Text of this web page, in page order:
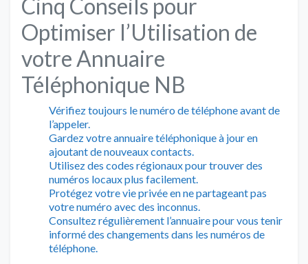
Cinq Conseils pour
Optimiser l’Utilisation de
votre Annuaire
Téléphonique NB
Vérifiez toujours le numéro de téléphone avant de
l’appeler.
Gardez votre annuaire téléphonique à jour en
ajoutant de nouveaux contacts.
Utilisez des codes régionaux pour trouver des
numéros locaux plus facilement.
Protégez votre vie privée en ne partageant pas
votre numéro avec des inconnus.
Consultez régulièrement l’annuaire pour vous tenir
informé des changements dans les numéros de
téléphone.